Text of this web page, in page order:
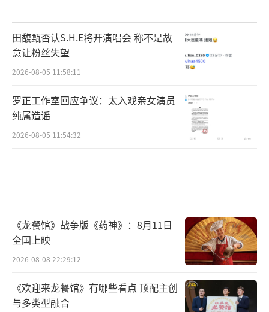
田馥甄否认S.H.E将开演唱会 称不是故
意让粉丝失望
2026-08-05 11:58:11
罗正工作室回应争议：太入戏亲女演员
纯属造谣
2026-08-05 11:54:32
《龙餐馆》战争版《药神》：8月11日
全国上映
2026-08-08 22:29:12
《欢迎来龙餐馆》有哪些看点 顶配主创
与多类型融合